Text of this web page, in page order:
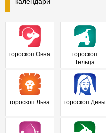
гороскоп Овна
гороскоп
Тельца
гороскоп Льва гороскоп Девы